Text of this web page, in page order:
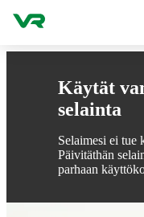
Käytät
selainta
Selaimesi ei tue
Päivitäthän
parhaan
Hyppää sisältöön